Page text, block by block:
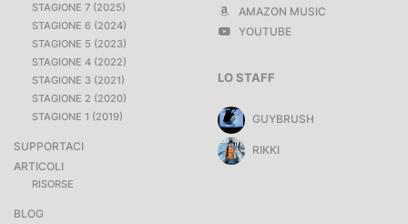
STAGIONE 7 (2025)
STAGIONE 6 (2024)
STAGIONE 5 (2023)
STAGIONE 4 (2022)
STAGIONE 3 (2021)
STAGIONE 2 (2020)
STAGIONE 1 (2019)
SUPPORTACI
ARTICOLI
RISORSE
BLOG
AMAZON MUSIC
YOUTUBE
LO STAFF
GUYBRUSH
RIKKI